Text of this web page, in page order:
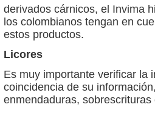
derivados cárnicos, el Invima
los colombianos tengan en
estos productos.
Licores
Es muy importante verificar la
coincidencia de su
enmendaduras,